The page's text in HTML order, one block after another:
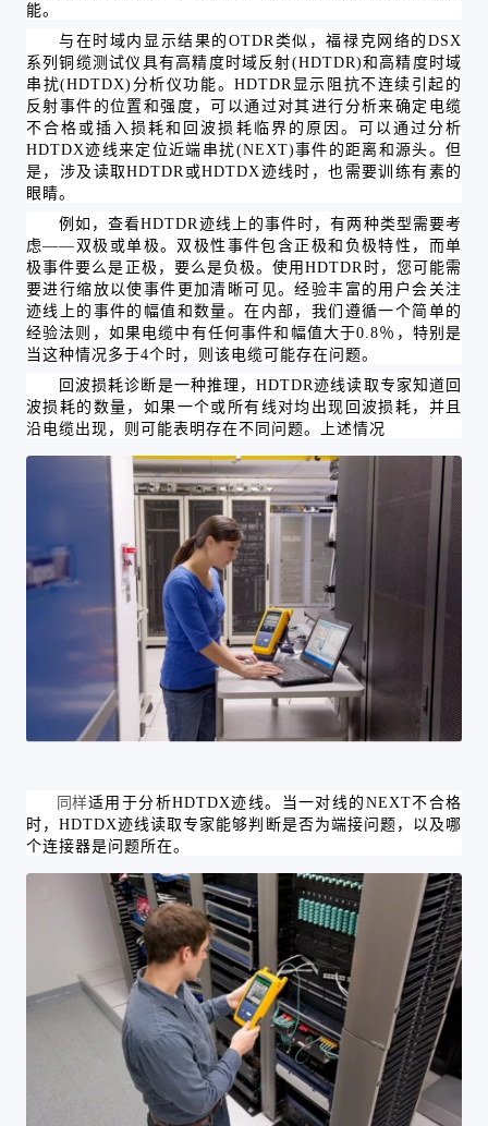
能。
与在时域内显示结果的 OTDR类似，福禄克网络的DSX
系列铜缆测试仪具有高精度时域反射(HDTDR)和高精度时域
串扰(HDTDX)分析仪功能。HDTDR显示阻抗不连续引起的
反射事件的位置和强度，可以通过对其进行分析来确定电缆
不合格或插入损耗和回波损耗临界的原因。可以通过分析
HDTDX迹线来定位近端串扰(NEXT)事件的距离和源头。但
是，涉及读取HDTDR或HDTDX迹线时，也需要训练有素的
眼睛。
例如，查看HDTDR迹线上的事件时，有两种类型需要考
虑——双极或单极。双极性事件包含正极和负极特性，而单
极事件要么是正极，要么是负极。使用HDTDR时，您可能需
要进行缩放以使事件更加清晰可见。经验丰富的用户会关注
迹线上的事件的幅值和数量。在内部，我们遵循一个简单的
经验法则，如果电缆中有任何事件和幅值大于0.8％，特别是
当这种情况多于4个时，则该电缆可能存在问题。
回波损耗诊断是一种推理，HDTDR迹线读取专家知道回
波损耗的数量，如果一个或所有线对均出现回波损耗，并且
沿电缆出现，则可能表明存在不同问题。上述情况
同样适用于分析HDTDX迹线。当一对线的NEXT不合格
时，HDTDX迹线读取专家能够判断是否为端接问题，以及哪
个连接器是问题所在。